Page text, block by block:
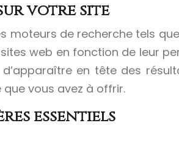
votre site
moteurs de recherche tels
web en fonction de leur
en tête des
vous avez à offrir.
essentiels